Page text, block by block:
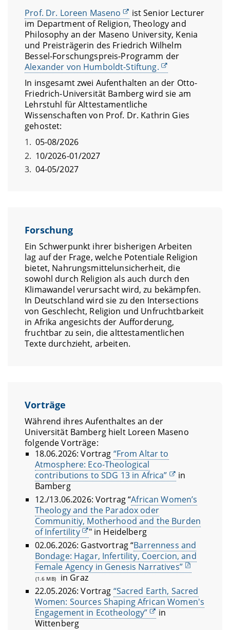
Prof. Dr. Loreen Maseno
ist Senior Lecturer
im Department of Religion, Theology and
Philosophy an der Maseno University, Kenia
und Preisträgerin des Friedrich Wilhelm
Bessel-Forschungspreis-Programm der
Alexander von Humboldt-Stiftung.
In insgesamt zwei Aufenthalten an der Otto-
Friedrich-Universität Bamberg wird sie am
Lehrstuhl für Alttestamentliche
Wissenschaften von Prof. Dr. Kathrin Gies
gehostet:
05-08/2026
10/2026-01/2027
04-05/2027
Forschung
Ein Schwerpunkt ihrer bisherigen Arbeiten
lag auf der Frage, welche Potentiale Religion
bietet, Nahrungsmittelunsicherheit, die
sowohl durch Religion als auch durch den
Klimawandel verursacht wird, zu bekämpfen.
In Deutschland wird sie zu den Intersections
von Geschlecht, Religion und Unfruchtbarkeit
in Afrika angesichts der Aufforderung,
fruchtbar zu sein, die alttestamentlichen
Texte durchzieht, arbeiten.
Vorträge
Während ihres Aufenthaltes an der
Universität Bamberg hielt Loreen Maseno
folgende Vorträge:
18.06.2026: Vortrag “From Altar to
Atmosphere: Eco-Theological
contributions to SDG 13 in Africa”
in
Bamberg
12./13.06.2026: Vortrag“African Women’s
Theology and the Paradox oder
Communitiy, Motherhood and the Burden
of Infertility
" in Heidelberg
02.06.2026: Gastvortrag “Barrenness and
Bondage: Hagar, Infertility, Coercion, and
Female Agency in Genesis Narratives”
(1.6 MB)
in Graz
22.05.2026: Vortrag “Sacred Earth, Sacred
Women: Sources Shaping African Women's
Engagement in Ecotheology”
in
Wittenberg